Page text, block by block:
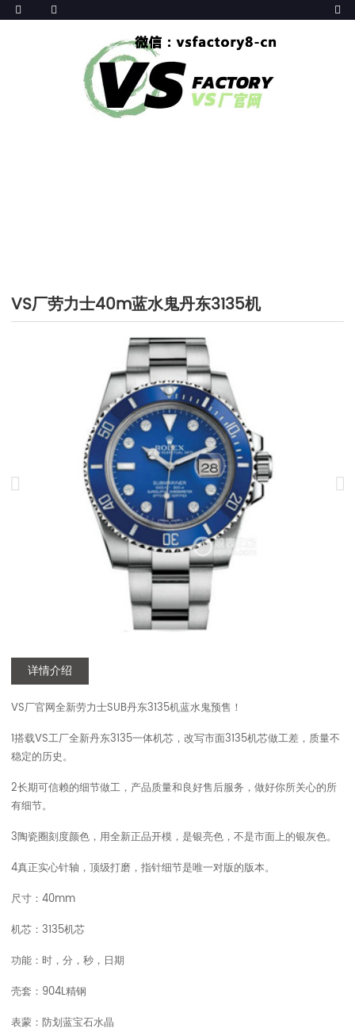
VS厂劳力士40m蓝水鬼丹东3135机
详情介绍
VS厂官网全新劳力士SUB丹东3135机蓝水鬼预售！
1搭载VS工厂全新丹东3135一体机芯，改写市面3135机芯做工差，质量不
稳定的历史。
2长期可信赖的细节做工，产品质量和良好售后服务，做好你所关心的所
有细节。
3陶瓷圈刻度颜色，用全新正品开模，是银亮色，不是市面上的银灰色。
4真正实心针轴，顶级打磨，指针细节是唯一对版的版本。
尺寸：40mm
机芯：3135机芯
功能：时，分，秒，日期
壳套：904L精钢
表蒙：防划蓝宝石水晶